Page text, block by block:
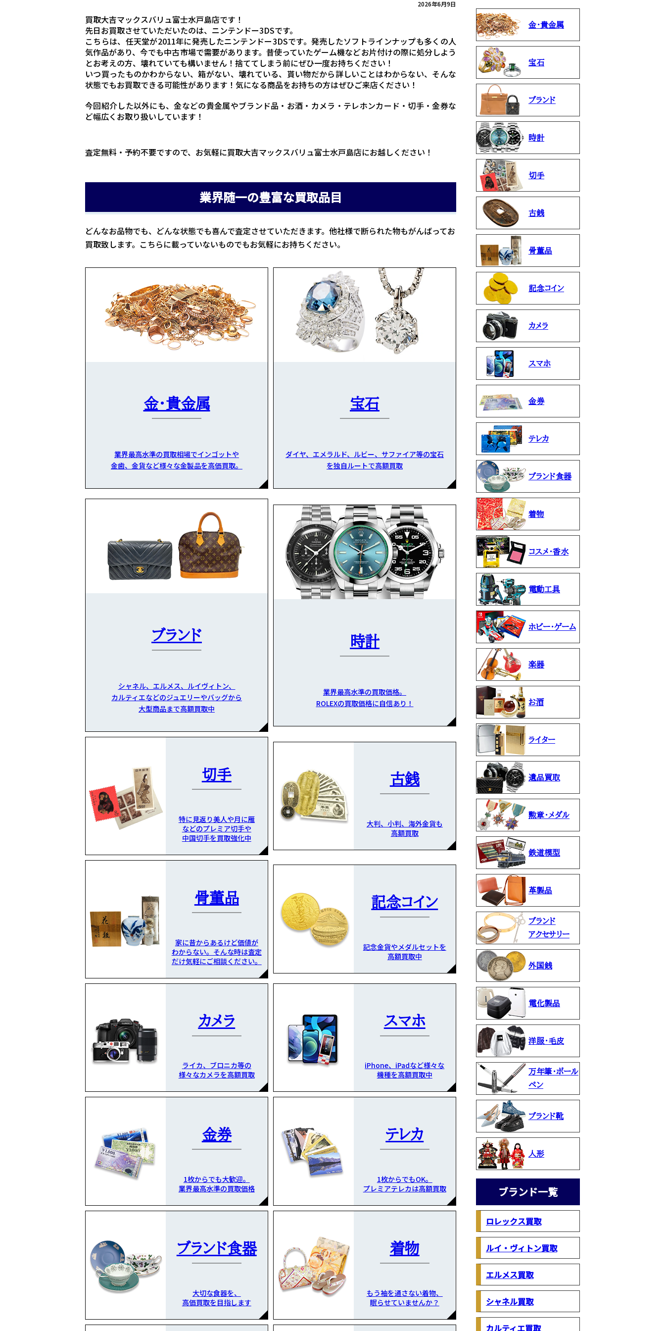
2026年6月9日
買取大吉マックスバリュ富士水戸島店です！
先日お買取させていただいたのは、ニンテンドー3DSです。
こちらは、任天堂が2011年に発売したニンテンドー3DSです。発売したソフトラインナップも多くの人
気作品があり、今でも中古市場で需要があります。昔使っていたゲーム機などお片付けの際に処分しよう
とお考えの方、壊れていても構いません！捨ててしまう前にぜひ一度お持ちください！
いつ買ったものかわからない、箱がない、壊れている、貰い物だから詳しいことはわからない、そんな
状態でもお買取できる可能性があります！気になる商品をお持ちの方はぜひご来店ください！
今回紹介した以外にも、金などの貴金属やブランド品・お酒・カメラ・テレホンカード・切手・金券な
ど幅広くお取り扱いしています！
査定無料・予約不要ですので、お気軽に買取大吉マックスバリュ富士水戸島店にお越しください！
業界随一の豊富な買取品目
どんなお品物でも、どんな状態でも喜んで査定させていただきます。他社様で断られた物もがんばってお
買取致します。こちらに載っていないものでもお気軽にお持ちください。
金・貴金属
業界最高水準の買取相場でインゴットや
金歯、金貨など様々な金製品を高価買取。
宝石
ダイヤ、エメラルド、ルビー、サファイア等の宝石
を独自ルートで高額買取
ブランド
シャネル、エルメス、ルイヴィトン、
カルティエなどのジュエリーやバッグから
大型商品まで高額買取中
時計
業界最高水準の買取価格。
ROLEXの買取価格に自信あり！
切手
特に見返り美人や月に雁
などのプレミア切手や
中国切手を買取強化中
古銭
大判、小判、海外金貨も
高額買取
骨董品
家に昔からあるけど価値が
わからない。そんな時は査定
だけ気軽にご相談ください。
記念コイン
記念金貨やメダルセットを
高額買取中
カメラ
ライカ、ブロニカ等の
様々なカメラを高額買取
スマホ
iPhone、iPadなど様々な
機種を高額買取中
金券
1枚からでも大歓迎。
業界最高水準の買取価格
テレカ
1枚からでもOK。
プレミアテレカは高額買取
ブランド食器
大切な食器を、
高価買取を目指します
着物
もう袖を通さない着物、
眠らせていませんか？
金・貴金属
宝石
ブランド
時計
切手
古銭
骨董品
記念コイン
カメラ
スマホ
金券
テレカ
ブランド食器
着物
コスメ・香水
電動工具
ホビー・ゲーム
楽器
お酒
ライター
遺品買取
勲章・メダル
鉄道模型
革製品
ブランド
アクセサリー
外国銭
電化製品
洋服・毛皮
万年筆・ボール
ペン
ブランド靴
人形
ブランド一覧
ロレックス買取
ルイ・ヴィトン買取
エルメス買取
シャネル買取
カルティエ買取